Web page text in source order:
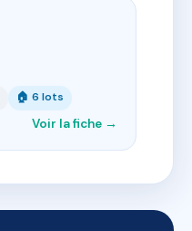
🏠 6 lots
Voir la fiche →